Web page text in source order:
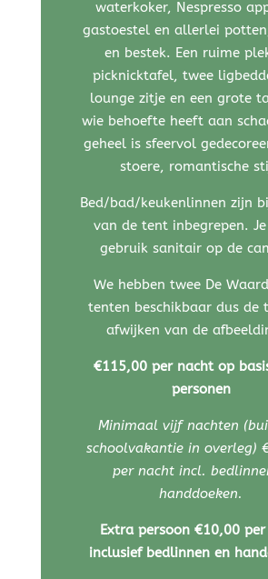
waterkoker, Nespresso
gastoestel en allerlei
en bestek. Een ruime
picknicktafel, twee
lounge zitje en een grote
wie behoefte heeft aan
geheel is sfeervol
stoere, romantische
Bed/bad/keukenlinnen zijn
van de tent inbegrepen.
gebruik sanitair op de
We hebben twee De
tenten beschikbaar dus de
afwijken van de
€115,00 per nacht op
personen
Minimaal vijf nachten
schoolvakantie in overleg)
per nacht incl.
handdoeken.
Extra persoon€10,00
inclusief bedlinnen en